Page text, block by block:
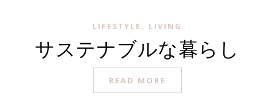
LIFESTYLE , LIVING
サステナブルな暮らし
READ MORE